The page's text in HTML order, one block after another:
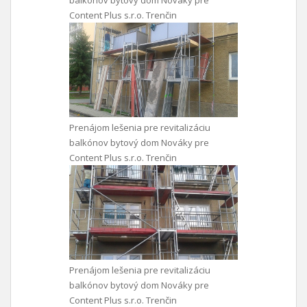
Content Plus s.r.o. Trenčin
Prenájom lešenia pre revitalizáciu
balkónov bytový dom Nováky pre
Content Plus s.r.o. Trenčin
Prenájom lešenia pre revitalizáciu
balkónov bytový dom Nováky pre
Content Plus s.r.o. Trenčin